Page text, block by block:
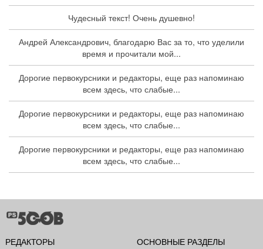
Чудесный текст! Очень душевно!
Андрей Александрович, благодарю Вас за то, что уделили
время и прочитали мой...
Дорогие первокурсники и редакторы, еще раз напоминаю
всем здесь, что слабые...
Дорогие первокурсники и редакторы, еще раз напоминаю
всем здесь, что слабые...
Дорогие первокурсники и редакторы, еще раз напоминаю
всем здесь, что слабые...
РЕДАКТОРЫ ОСНОВНЫЕ РАЗДЕЛЫ